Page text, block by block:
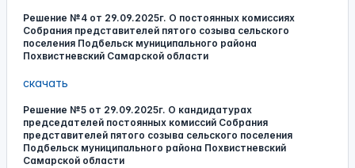
Решение №4 от 29.09.2025г. О постоянных комиссиях
Собрания представителей пятого созыва сельского
поселения Подбельск муниципального района
Похвистневский Самарской области
скачать
Решение №5 от 29.09.2025г. О кандидатурах
председателей постоянных комиссий Собрания
представителей пятого созыва сельского поселения
Подбельск муниципального района Похвистневский
Самарской области